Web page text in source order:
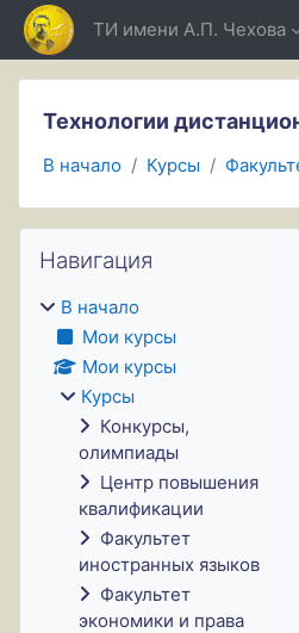
Перейти к основному содержанию
ТИ имени А.П. Чехова
Технологии
В начало Курсы
Навигация
В начало
Мои курсы
Мои курсы
Курсы
Конкурсы,
олимпиады
Центр повышения
квалификации
Факультет
иностранных языков
Факультет
экономики и права